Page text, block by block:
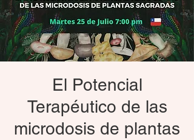
El Potencial
Terapéutico de las
microdosis de plantas